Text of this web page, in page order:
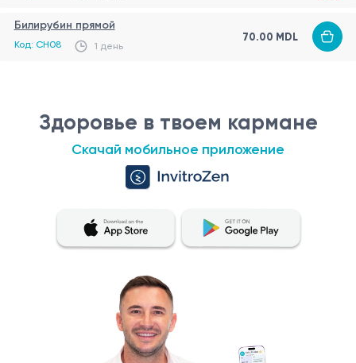
Билирубин прямой
Код: CH08 1 день
70.00 MDL
Здоровье в твоем кармане
Скачай мобильное приложение